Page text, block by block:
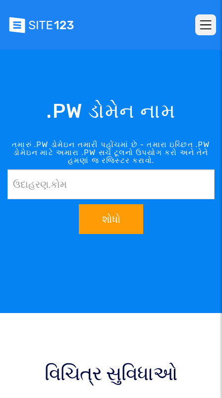
.PW ડોમેન નામ
તમારું .PW ડોમેઇન તમારી પહોંચમાં છે - તમારા ઇચ્છિત .PW
ડોમેઇન માટે અમારા .PW સર્ચ ટૂલનો ઉપયોગ કરો અને તેને
હમણાં જ રજિસ્ટર કરાવો.
શોધો
વિચિત્ર સુવિધાઓ